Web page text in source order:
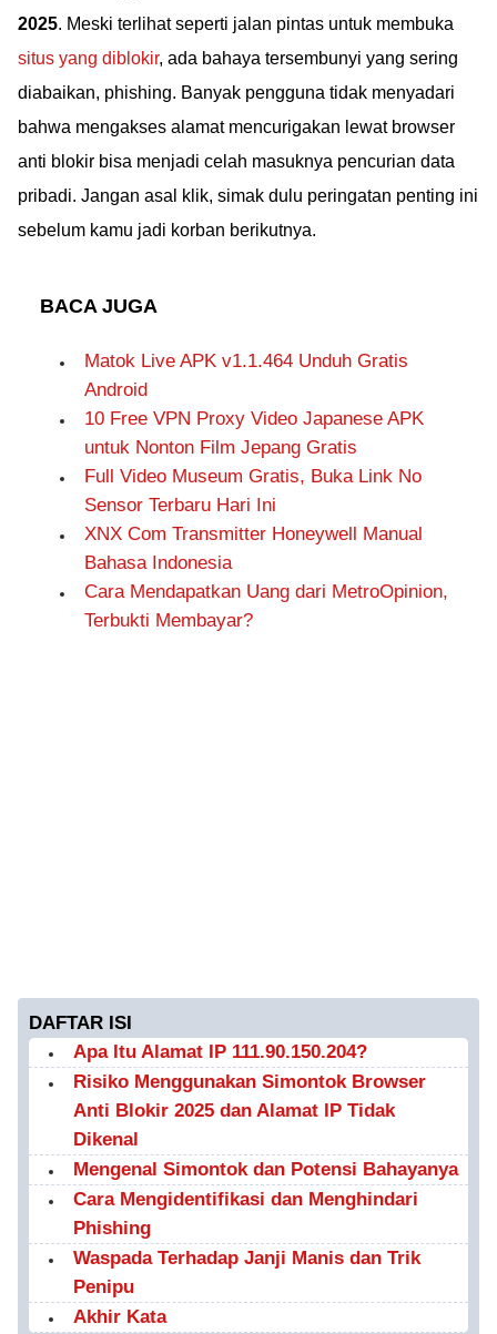
2025. Meski terlihat seperti jalan pintas untuk membuka
situs yang diblokir, ada bahaya tersembunyi yang sering
diabaikan, phishing. Banyak pengguna tidak menyadari
bahwa mengakses alamat mencurigakan lewat browser
anti blokir bisa menjadi celah masuknya pencurian data
pribadi. Jangan asal klik, simak dulu peringatan penting ini
sebelum kamu jadi korban berikutnya.
BACA JUGA
Matok Live APK v1.1.464 Unduh Gratis
Android
10 Free VPN Proxy Video Japanese APK
untuk Nonton Film Jepang Gratis
Full Video Museum Gratis, Buka Link No
Sensor Terbaru Hari Ini
XNX Com Transmitter Honeywell Manual
Bahasa Indonesia
Cara Mendapatkan Uang dari MetroOpinion,
Terbukti Membayar?
DAFTAR ISI
Apa Itu Alamat IP 111.90.150.204?
Risiko Menggunakan Simontok Browser
Anti Blokir 2025 dan Alamat IP Tidak
Dikenal
Mengenal Simontok dan Potensi Bahayanya
Cara Mengidentifikasi dan Menghindari
Phishing
Waspada Terhadap Janji Manis dan Trik
Penipu
Akhir Kata